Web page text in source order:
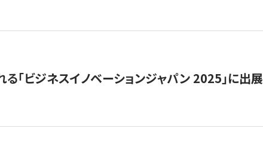
「ビジネスイノベーションジャパン 2025」に出展